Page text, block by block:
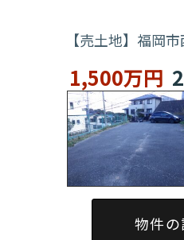
【売土地】福岡
1,500万円
物件